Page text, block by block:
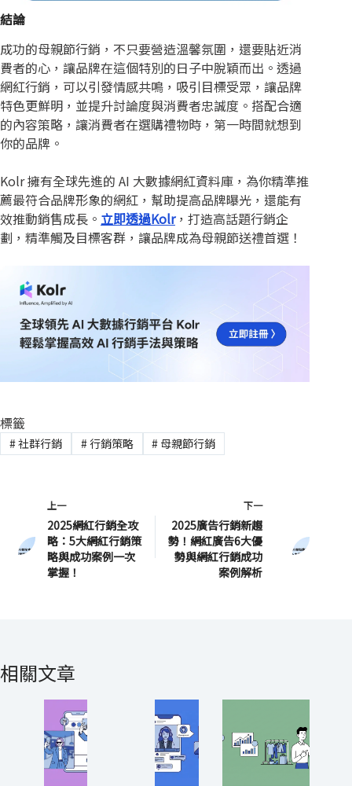
結論
成功的母親節行銷，不只要營造溫馨氛圍，還要貼近消
費者的心，讓品牌在這個特別的日子中脫穎而出。透過
網紅行銷，可以引發情感共鳴，吸引目標受眾，讓品牌
特色更鮮明，並提升討論度與消費者忠誠度。搭配合適
的內容策略，讓消費者在選購禮物時，第一時間就想到
你的品牌。
Kolr 擁有全球先進的 AI 大數據網紅資料庫，為你精準推
薦最符合品牌形象的網紅，幫助提高品牌曝光，還能有
效推動銷售成長。 立即透過Kolr，打造高話題行銷企
劃，精準觸及目標客群，讓品牌成為母親節送禮首選！
標籤
#社群行銷 #行銷策略 # 母親節行銷
上一
2025網紅行銷全攻
略：5大網紅行銷策
略與成功案例一次
掌握！
下一
2025廣告行銷新趨
勢！網紅廣告6大優
勢與網紅行銷成功
案例解析
相關文章